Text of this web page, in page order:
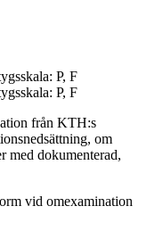
P, F
P, F
från KTH:s
om
med dokumenterad,
vid omexamination